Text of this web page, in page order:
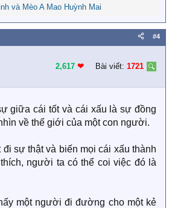
và Mèo A Mao Huỳnh Mai
#4
2,617 ❤︎ Bài viết: 1721
giữa cái tốt và cái xấu là sự đồng
về thế giới của một con người.
sự thật và biến mọi cái xấu thành
người ta có thể coi việc đó là
một người đi đường cho một kẻ